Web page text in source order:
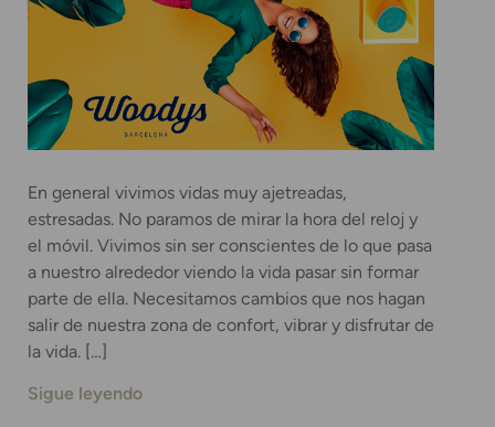
En general vivimos vidas muy ajetreadas,
estresadas. No paramos de mirar la hora del reloj y
el móvil. Vivimos sin ser conscientes de lo que pasa
a nuestro alrededor viendo la vida pasar sin formar
parte de ella. Necesitamos cambios que nos hagan
salir de nuestra zona de confort, vibrar y disfrutar de
la vida. […]
Sigue leyendo